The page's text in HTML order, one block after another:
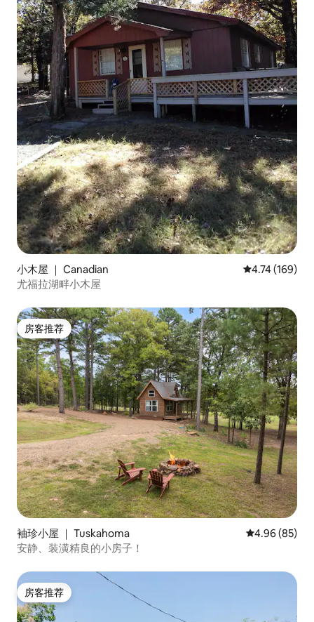
小木屋 ｜ Canadian 平均评分 4.74
4.74 (169)
尤福拉湖畔小木屋
房客推荐
房客推荐
袖珍小屋 ｜ Tuskahoma 平均评分 4.96
4.96 (85)
安静、装潢精良的小房子！
房客推荐
房客推荐